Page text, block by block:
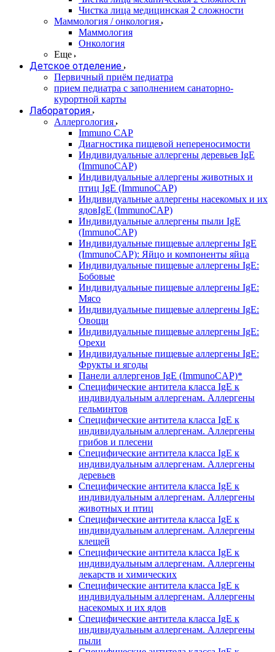
Чистка лица медицинская 2 сложности
Маммология / онкология
Маммология
Онкология
Еще
Детское отделение
Первичный приём педиатра
прием педиатра с заполнением санаторно-
курортной карты
Лаборатория
Аллергология
Immuno CAP
Диагностика пищевой непереносимости
Индивидуальные аллергены деревьев IgE
(ImmunoCAP)
Индивидуальные аллергены животных и
птиц IgE (ImmunoCAP)
Индивидуальные аллергены насекомых и их
ядовIgE (ImmunoCAP)
Индивидуальные аллергены пыли IgE
(ImmunoCAP)
Индивидуальные пищевые аллергены IgE
(ImmunoCAP): Яйцо и компоненты яйца
Индивидуальные пищевые аллергены IgE:
Бобовые
Индивидуальные пищевые аллергены IgE:
Мясо
Индивидуальные пищевые аллергены IgE:
Овощи
Индивидуальные пищевые аллергены IgE:
Орехи
Индивидуальные пищевые аллергены IgE:
Фрукты и ягоды
Панели аллергенов IgE (ImmunoCAP)*
Специфические антитела класса IgE к
индивидуальным аллергенам. Аллергены
гельминтов
Специфические антитела класса IgE к
индивидуальным аллергенам. Аллергены
грибов и плесени
Специфические антитела класса IgE к
индивидуальным аллергенам. Аллергены
деревьев
Специфические антитела класса IgE к
индивидуальным аллергенам. Аллергены
животных и птиц
Специфические антитела класса IgE к
индивидуальным аллергенам. Аллергены
клещей
Специфические антитела класса IgE к
индивидуальным аллергенам. Аллергены
лекарств и химических
Специфические антитела класса IgE к
индивидуальным аллергенам. Аллергены
насекомых и их ядов
Специфические антитела класса IgE к
индивидуальным аллергенам. Аллергены
пыли